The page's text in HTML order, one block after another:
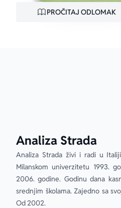
PROČITAJ ODLOMAK
Analiza Strada
Analiza Strada živi i radi u
Milanskom univerzitetu 1993.
2006. godine. Godinu dana
srednjim školama. Zajedno sa
Od 2002.